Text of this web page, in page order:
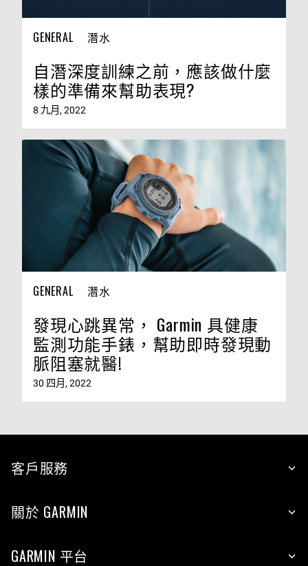
GENERAL 潛水
自潛深度訓練之前，應該做什麼
樣的準備來幫助表現?
8 九月, 2022
GENERAL 潛水
發現心跳異常， Garmin 具健康
監測功能手錶，幫助即時發現動
脈阻塞就醫!
30 四月, 2022
客戶服務
關於 GARMIN
GARMIN 平台